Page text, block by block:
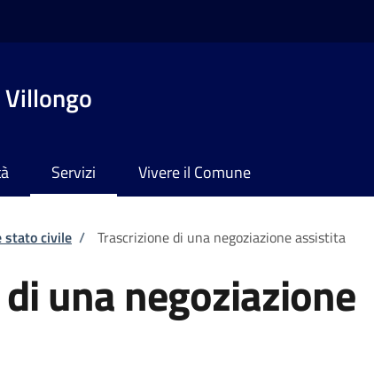
Servizi Vivere il Comune
stato civile / Trascrizione di una negoziazione assistita
una negoziazione